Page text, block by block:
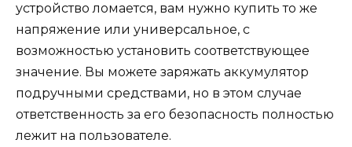
устройство ломается, вам нужно купить то же
напряжение или универсальное, с
возможностью установить соответствующее
значение. Вы можете заряжать аккумулятор
подручными средствами, но в этом случае
ответственность за его безопасность полностью
лежит на пользователе.